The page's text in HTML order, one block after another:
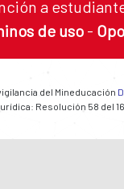
a
de uso -
del Mineducación
Resolución 58 del